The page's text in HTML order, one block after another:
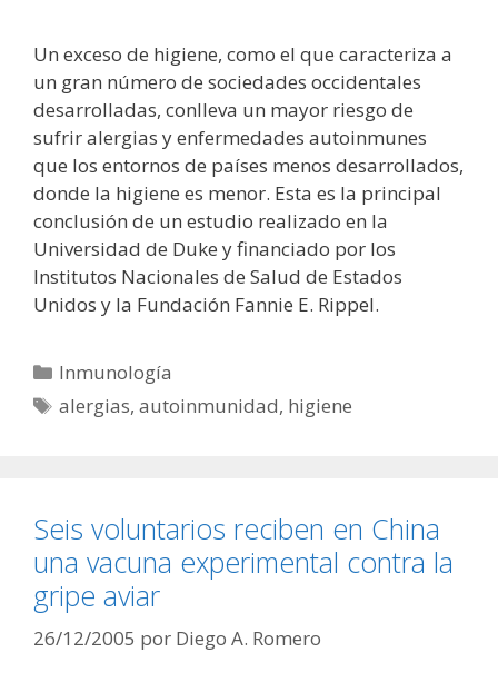
Un exceso de higiene, como el que caracteriza a
un gran número de sociedades occidentales
desarrolladas, conlleva un mayor riesgo de
sufrir alergias y enfermedades autoinmunes
que los entornos de países menos desarrollados,
donde la higiene es menor. Esta es la principal
conclusión de un estudio realizado en la
Universidad de Duke y financiado por los
Institutos Nacionales de Salud de Estados
Unidos y la Fundación Fannie E. Rippel.
Categorías
Inmunología
Etiquetas
alergias,autoinmunidad, higiene
Seis voluntarios reciben en China
una vacuna experimental contra la
gripe aviar
26/12/2005 por Diego A. Romero